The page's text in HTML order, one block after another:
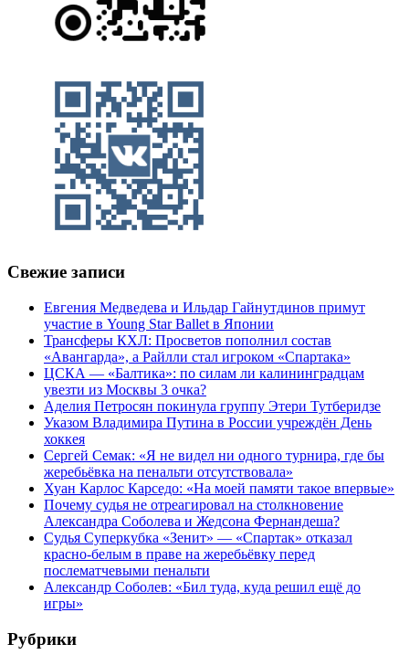
Свежие записи
Евгения Медведева и Ильдар Гайнутдинов примут
участие в Young Star Ballet в Японии
Трансферы КХЛ: Просветов пополнил состав
«Авангарда», а Райлли стал игроком «Спартака»
ЦСКА — «Балтика»: по силам ли калининградцам
увезти из Москвы 3 очка?
Аделия Петросян покинула группу Этери Тутберидзе
Указом Владимира Путина в России учреждён День
хоккея
Сергей Семак: «Я не видел ни одного турнира, где бы
жеребьёвка на пенальти отсутствовала»
Хуан Карлос Карседо: «На моей памяти такое впервые»
Почему судья не отреагировал на столкновение
Александра Соболева и Жедсона Фернандеша?
Судья Суперкубка «Зенит» — «Спартак» отказал
красно-белым в праве на жеребьёвку перед
послематчевыми пенальти
Александр Соболев: «Бил туда, куда решил ещё до
игры»
Рубрики